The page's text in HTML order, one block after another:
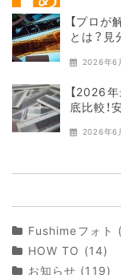
【プロ
とは？見
2026年6
【2026
底比較！
2026年6
Fushimeフォト
HOW TO (14)
お知らせ (119)